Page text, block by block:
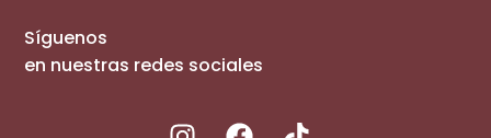
Síguenos
en nuestras redes sociales